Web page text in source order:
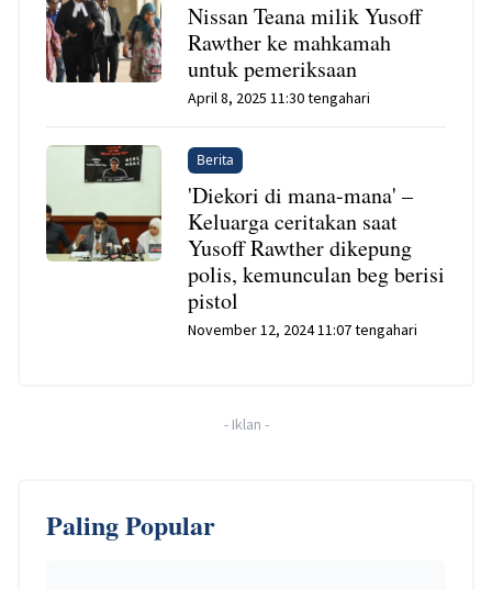
Nissan Teana milik Yusoff
Rawther ke mahkamah
untuk pemeriksaan
April 8, 2025 11:30 tengahari
Berita
'Diekori di mana-mana' –
Keluarga ceritakan saat
Yusoff Rawther dikepung
polis, kemunculan beg berisi
pistol
November 12, 2024 11:07 tengahari
- Iklan -
Paling Popular